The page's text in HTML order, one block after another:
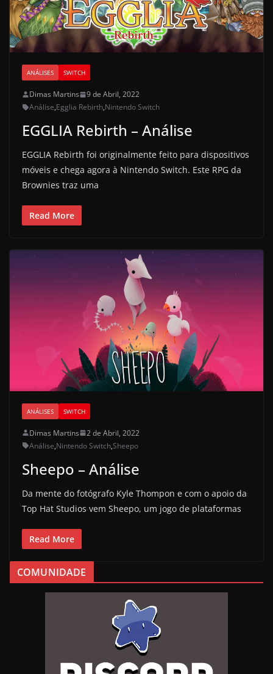
ANÁLISES SWITCH
Dimas Martins
9 de Abril, 2022
Análise,Egglia Rebirth,Nintendo Switch
EGGLIA Rebirth – Análise
EGGLIA Rebirth foi originalmente feito para dispositivos
móveis e chega agora à Nintendo Switch. Este RPG da
Brownies traz uma
Read More
ANÁLISES SWITCH
Dimas Martins
2 de Abril, 2022
Análise,Nintendo Switch,Sheepo
Sheepo – Análise
Da mente do fotógrafo Kyle Thompon e com o apoio da
Top Hat Studios vem Sheepo, um jogo de plataformas
Read More
COMUNIDADE